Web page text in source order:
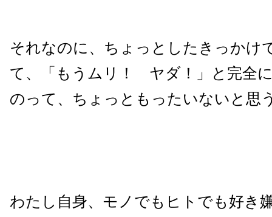
それなのに、ちょっとしたきっかけ
て、「もうムリ！ ヤダ！」と完全
のって、ちょっともったいないと思
わたし自身、モノでもヒトでも好き